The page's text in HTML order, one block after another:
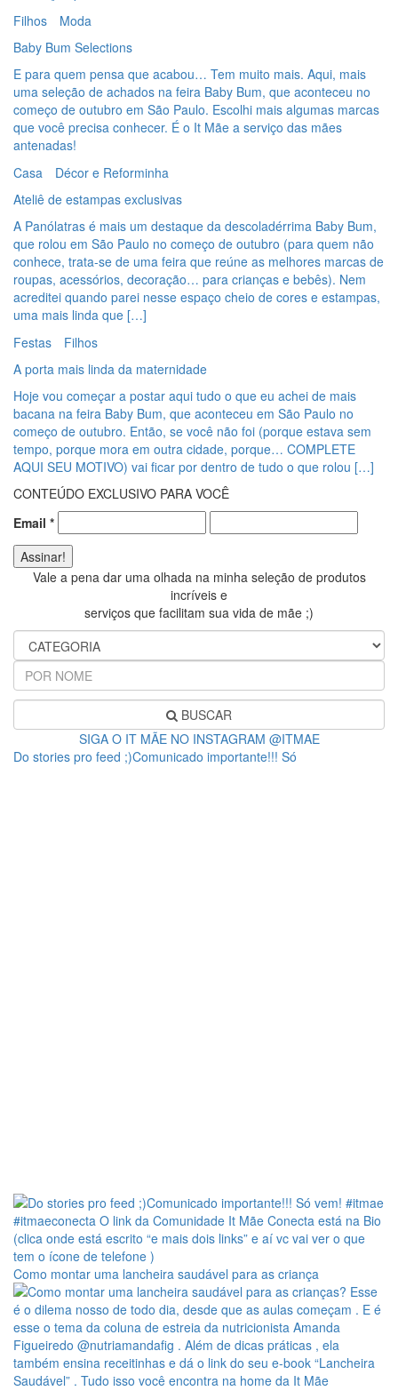
Filhos
Moda
Baby Bum Selections
E para quem pensa que acabou… Tem muito mais. Aqui, mais
uma seleção de achados na feira Baby Bum, que aconteceu no
começo de outubro em São Paulo. Escolhi mais algumas marcas
que você precisa conhecer. É o It Mãe a serviço das mães
antenadas!
Casa
Décor e Reforminha
Ateliê de estampas exclusivas
A Panólatras é mais um destaque da descoladérrima Baby Bum,
que rolou em São Paulo no começo de outubro (para quem não
conhece, trata-se de uma feira que reúne as melhores marcas de
roupas, acessórios, decoração… para crianças e bebês). Nem
acreditei quando parei nesse espaço cheio de cores e estampas,
uma mais linda que […]
Festas
Filhos
A porta mais linda da maternidade
Hoje vou começar a postar aqui tudo o que eu achei de mais
bacana na feira Baby Bum, que aconteceu em São Paulo no
começo de outubro. Então, se você não foi (porque estava sem
tempo, porque mora em outra cidade, porque… COMPLETE
AQUI SEU MOTIVO) vai ficar por dentro de tudo o que rolou […]
CONTEÚDO EXCLUSIVO PARA VOCÊ
Email *
Vale a pena dar uma olhada na minha seleção de produtos
incríveis e
serviços que facilitam sua vida de mãe ;)
BUSCAR
SIGA O IT MÃE NO INSTAGRAM @ITMAE
Do stories pro feed ;)Comunicado importante!!! Só
Como montar uma lancheira saudável para as criança